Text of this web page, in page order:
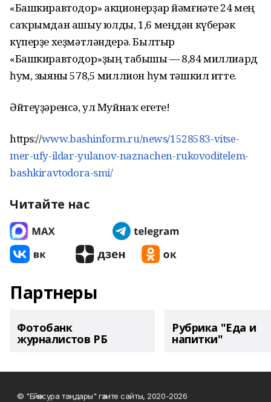
«Башкиравтодор» акционерҙар йәмғиәте 24 мең
саҡрымдан ашыу юлды, 1,6 меңдән күберәк
күперҙе хеҙмәтләндерә. Былтыр
«Башкиравтодор»ҙың табышы — 8,84 миллиард
һум, зыяны 578,5 миллион һум тәшкил итте.
Әйтеүҙәренсә, ул Муйнаҡ егете!
https://www.bashinform.ru/news/1528583-vitse-
mer-ufy-ildar-yulanov-naznachen-rukovoditelem-
bashkiravtodora-smi/
Читайте нас
Партнеры
Фотобанк
журналистов РБ
Рубрика "Еда и
напитки"
© "Ейәнсура таңдары" гәзите сайты, 2020-2026